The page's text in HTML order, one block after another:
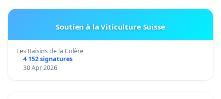
Soutien à la Viticulture Suisse
Les Raisins de la Colère
4 152 signatures
30 Apr 2026